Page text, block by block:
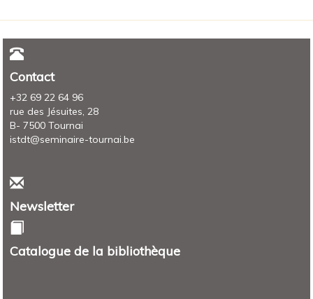
Contact
+32 69 22 64 96
rue des Jésuites, 28
B- 7500 Tournai
istdt@seminaire-tournai.be
Newsletter
Catalogue de la bibliothèque